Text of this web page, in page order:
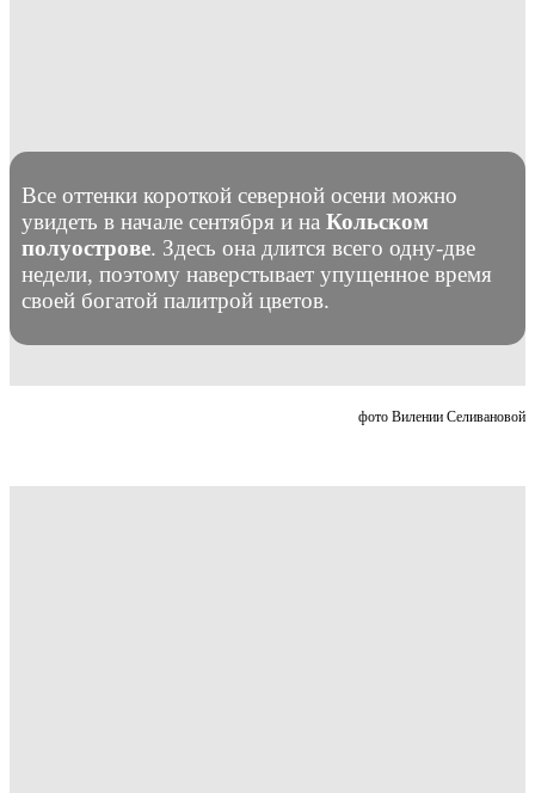
Все оттенки короткой северной осени можно
увидеть в начале сентября и на Кольском
полуострове. Здесь она длится всего одну-две
недели, поэтому наверстывает упущенное время
своей богатой палитрой цветов.
фото Вилении Селивановой